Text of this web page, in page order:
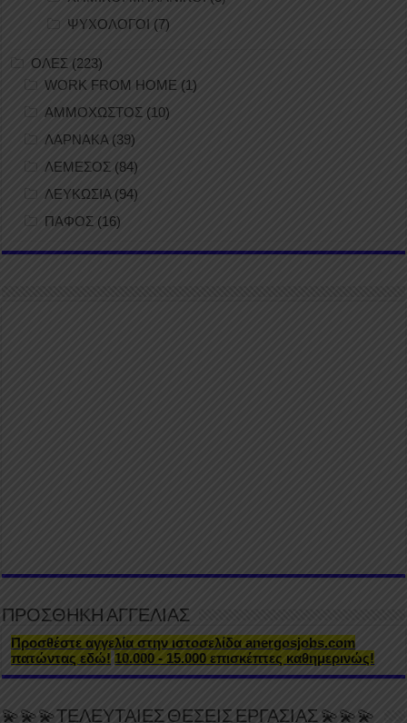
ΨΥΧΟΛΟΓΟΙ (7)
ΟΛΕΣ (223)
WORK FROM HOME (1)
ΑΜΜΟΧΩΣΤΟΣ (10)
ΛΑΡΝΑΚΑ (39)
ΛΕΜΕΣΟΣ (84)
ΛΕΥΚΩΣΙΑ(94)
ΠΑΦΟΣ (16)
ΠΡΟΣΘΗΚΗ ΑΓΓΕΛΙΑΣ
Προσθέστε αγγελία στην ιστοσελίδα anergosjobs.com
πατώντας εδώ! 10.000 - 15.000 επισκέπτες καθημερινώς!
💫💫💫ΤΕΛΕΥΤΑΙΕΣ ΘΕΣΕΙΣ ΕΡΓΑΣΙΑΣ 💫💫💫